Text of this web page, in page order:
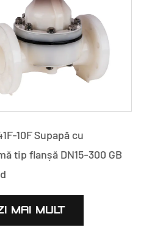
10F Supapă cu
tip flanșă DN15-300 GB
MAI MULT